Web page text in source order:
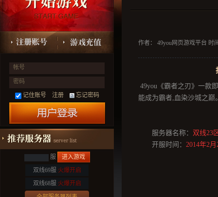
帐号
密码
记住账号 注册 忘记密码
服
进入游戏
双线69服 火爆开启
双线68服 火爆开启
作者： 49you网页游戏平台 时
49you《霸者之刃》一款
能成为霸者,血染沙城之巅
服务器名称： 双线23
开服时间： 2014年2